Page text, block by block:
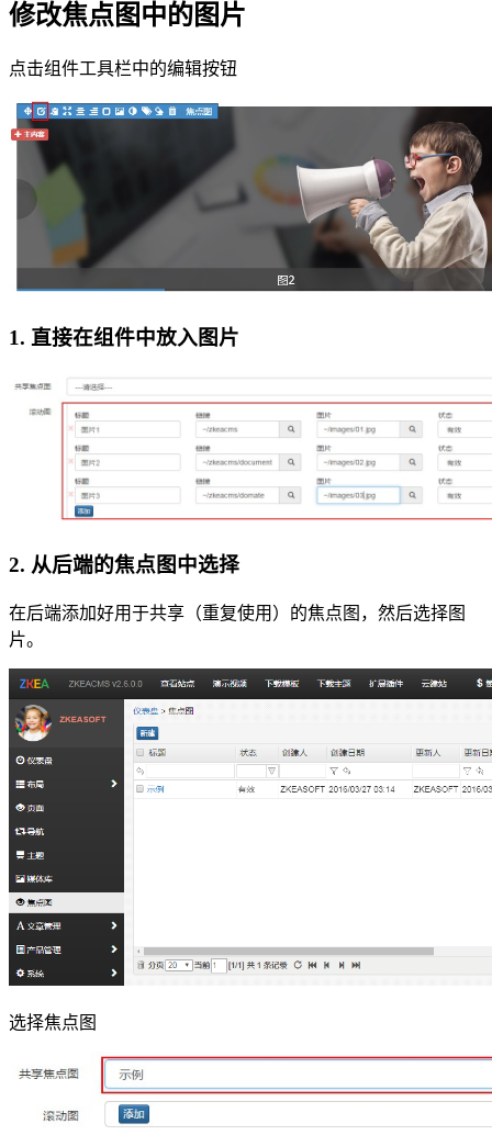
修改焦点图中的图片
点击组件工具栏中的编辑按钮
1. 直接在组件中放入图片
2. 从后端的焦点图中选择
在后端添加好用于共享（重复使用）的焦点图，然后选择图
片。
选择焦点图